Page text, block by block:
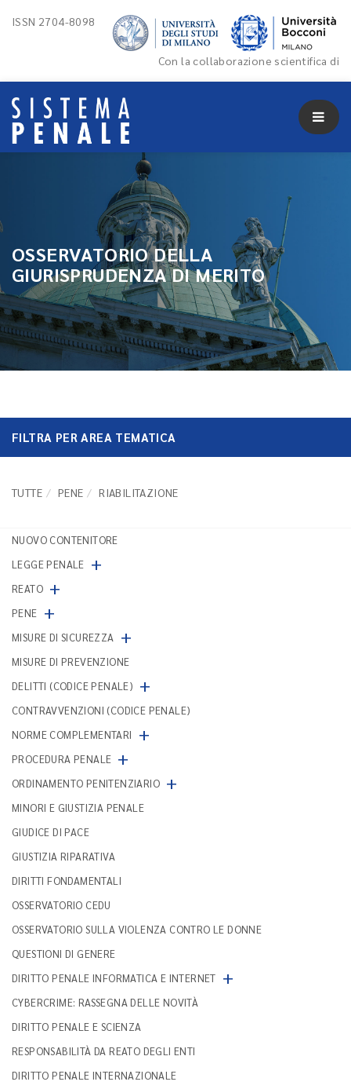
ISSN 2704-8098
Con la collaborazione scientifica di
OSSERVATORIO DELLA
GIURISPRUDENZA DI MERITO
FILTRA PER AREA TEMATICA
TUTTE PENE RIABILITAZIONE
NUOVO CONTENITORE
LEGGE PENALE +
REATO +
PENE +
MISURE DI SICUREZZA +
MISURE DI PREVENZIONE
DELITTI (CODICE PENALE) +
CONTRAVVENZIONI (CODICE PENALE)
NORME COMPLEMENTARI
+
PROCEDURA PENALE +
ORDINAMENTO PENITENZIARIO +
MINORI E GIUSTIZIA PENALE
GIUDICE DI PACE
GIUSTIZIA RIPARATIVA
DIRITTI FONDAMENTALI
OSSERVATORIO CEDU
OSSERVATORIO SULLA VIOLENZA CONTRO LE DONNE
QUESTIONI DI GENERE
DIRITTO PENALE INFORMATICA E INTERNET +
CYBERCRIME: RASSEGNA DELLE NOVITÀ
DIRITTO PENALE E SCIENZA
RESPONSABILITÀ DA REATO DEGLI ENTI
DIRITTO PENALE INTERNAZIONALE